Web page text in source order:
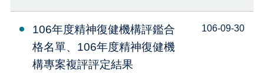
106年度精神復健機構評鑑合
格名單、106年度精神復健機
構專案複評評定結果
106-09-30